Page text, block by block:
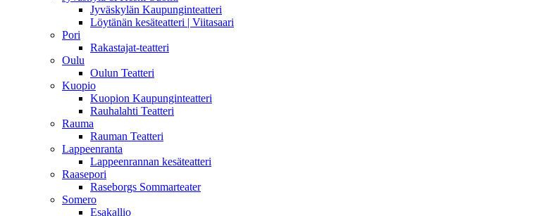
Jyväskylän Kaupunginteatteri
Löytänän kesäteatteri | Viitasaari
Pori
Rakastajat-teatteri
Oulu
Oulun Teatteri
Kuopio
Kuopion Kaupunginteatteri
Rauhalahti Teatteri
Rauma
Rauman Teatteri
Lappeenranta
Lappeenrannan kesäteatteri
Raasepori
Raseborgs Sommarteater
Somero
Esakallio